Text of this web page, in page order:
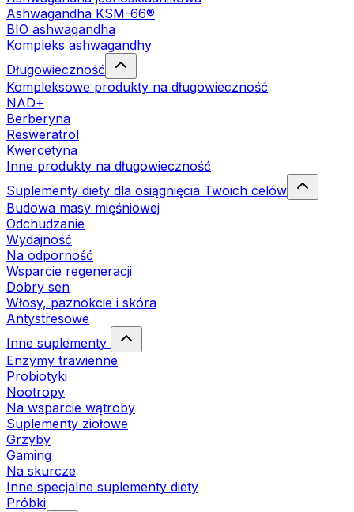
Ashwagandha KSM-66®
BIO ashwagandha
Kompleks ashwagandhy
Długowieczność
Kompleksowe produkty na długowieczność
NAD+
Berberyna
Resweratrol
Kwercetyna
Inne produkty na długowieczność
Suplementy diety dla osiągnięcia Twoich celów
Budowa masy mięśniowej
Odchudzanie
Wydajność
Na odporność
Wsparcie regeneracji
Dobry sen
Włosy, paznokcie i skóra
Antystresowe
Inne suplementy
Enzymy trawienne
Probiotyki
Nootropy
Na wsparcie wątroby
Suplementy ziołowe
Grzyby
Gaming
Na skurcze
Inne specjalne suplementy diety
Próbki